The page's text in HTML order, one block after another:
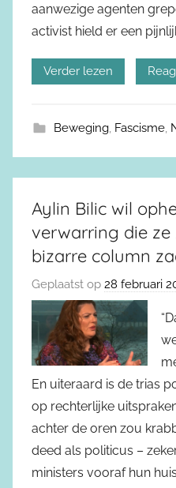
aanwezige agenten
activist hield er een
Verder lezen
Beweging, Fascisme,
Aylin Bilic wil
verwarring die
bizarre column
Geplaatst op 28 februari
En uiteraard is de trias
op rechterlijke
achter de oren zou
deed als politicus –
ministers vooraf hun